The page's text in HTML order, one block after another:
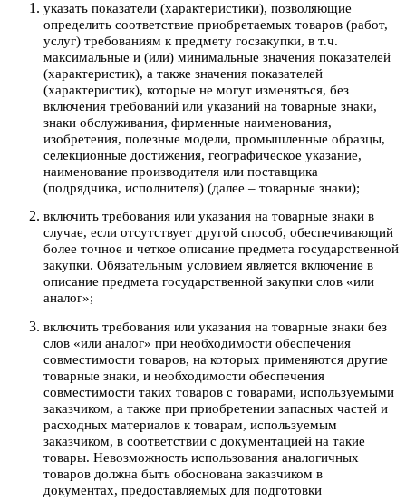
указать показатели (характеристики), позволяющие
определить соответствие приобретаемых товаров (работ,
услуг) требованиям к предмету госзакупки, в т.ч.
максимальные и (или) минимальные значения показателей
(характеристик), а также значения показателей
(характеристик), которые не могут изменяться, без
включения требований или указаний на товарные знаки,
знаки обслуживания, фирменные наименования,
изобретения, полезные модели, промышленные образцы,
селекционные достижения, географическое указание,
наименование производителя или поставщика
(подрядчика, исполнителя) (далее – товарные знаки);
включить требования или указания на товарные знаки в
случае, если отсутствует другой способ, обеспечивающий
более точное и четкое описание предмета государственной
закупки. Обязательным условием является включение в
описание предмета государственной закупки слов «или
аналог»;
включить требования или указания на товарные знаки без
слов «или аналог» при необходимости обеспечения
совместимости товаров, на которых применяются другие
товарные знаки, и необходимости обеспечения
совместимости таких товаров с товарами, используемыми
заказчиком, а также при приобретении запасных частей и
расходных материалов к товарам, используемым
заказчиком, в соответствии с документацией на такие
товары. Невозможность использования аналогичных
товаров должна быть обоснована заказчиком в
документах, предоставляемых для подготовки